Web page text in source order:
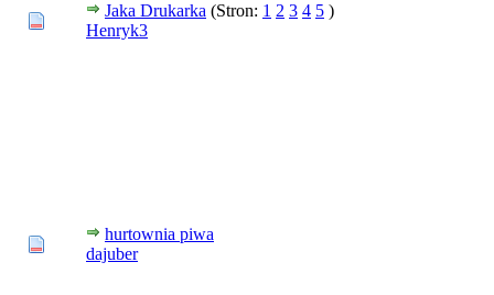
Jaka Drukarka (Stron: 1 2 3 4 5 )
Henryk3
hurtownia piwa
dajuber